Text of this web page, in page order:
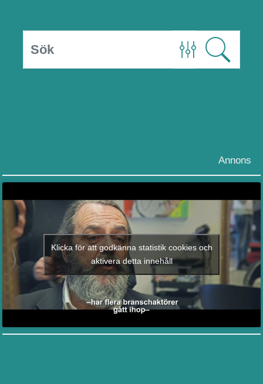
Annons
Klicka för att godkänna statistik cookies och
aktivera detta innehåll